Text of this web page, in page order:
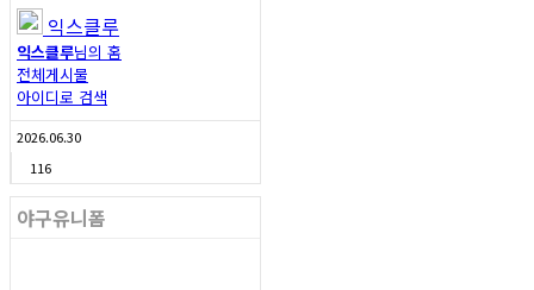
익스클루
익스클루님의 홈
전체게시물
아이디로 검색
2026.06.30
116
야구유니폼